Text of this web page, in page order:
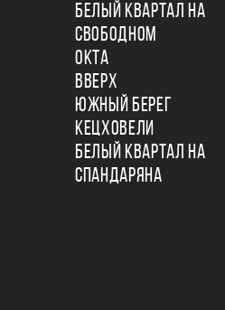
БЕЛЫЙ КВАРТАЛ НА
СВОБОДНОМ
ОКТА
ВВЕРХ
ЮЖНЫЙ БЕРЕГ
КЕЦХОВЕЛИ
БЕЛЫЙ КВАРТАЛ НА
СПАНДАРЯНА